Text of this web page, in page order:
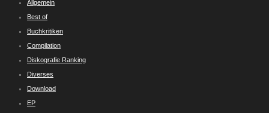
Allgemein
Best of
Buchkritiken
Compilation
Diskografie Ranking
Diverses
Download
EP